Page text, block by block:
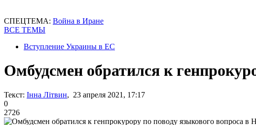
СПЕЦТЕМА: Война в Иране
ВСЕ ТЕМЫ
Вступление Украины в ЕС
Омбудсмен обратился к
Текст: Інна Літвин, 23 апреля 2021, 17:17
0
2726